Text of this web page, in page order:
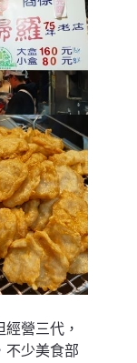
營三代，
不少美食部